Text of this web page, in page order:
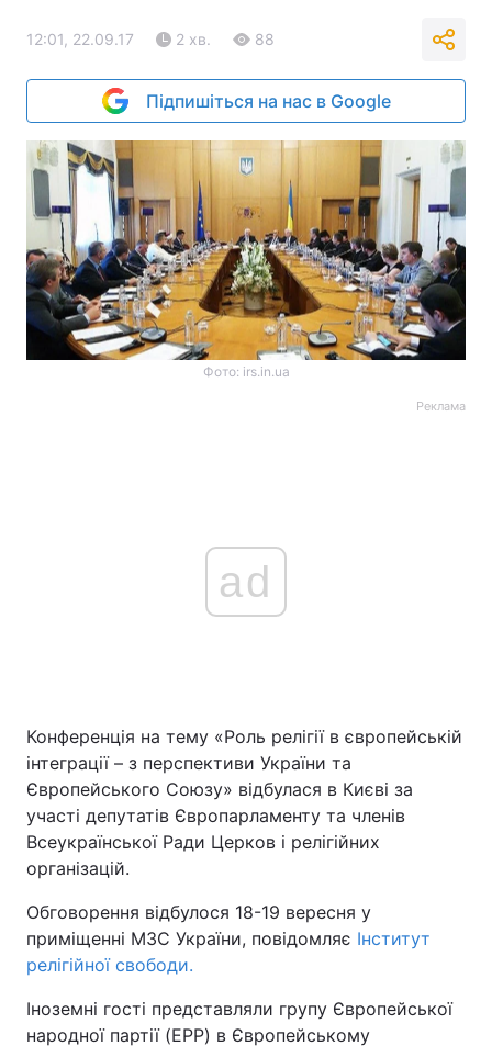
12:01, 22.09.17 2 хв. 88
Підпишіться на нас в Google
Фото: irs.in.ua
Реклама
ad
Конференція на тему «Роль релігії в європейській
інтеграції – з перспективи України та
Європейського Союзу» відбулася в Києві за
участі депутатів Європарламенту та членів
Всеукраїнської Ради Церков і релігійних
організацій.
Обговорення відбулося 18-19 вересня у
приміщенні МЗС України, повідомляє Інститут
релігійної свободи.
Іноземні гості представляли групу Європейської
народної партії (EPP) в Європейському